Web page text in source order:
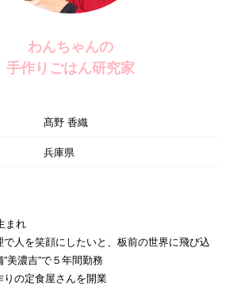
わんちゃんの
手作りごはん研究家
髙野 香織
兵庫県
まれ
で人を笑顔にしたいと、板前の世界に飛び込
美濃吉”で５年間勤務
りの定食屋さんを開業